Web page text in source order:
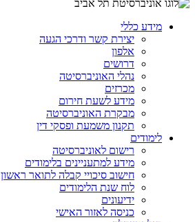
מידע כללי
יצירת קשר ודרכי הגעה
אלפון
דרושים
נהלי האוניברסיטה
מכרזים
מידע לשעת חירום
מבקרת האוניברסיטה
תקנון משמעת ופסקי דין
לימודים
רישום לאוניברסיטה
מידע למתעניינים בלימודים
חישוב סיכויי קבלה לתואר ראשון
לוח שנת הלימודים
ידיעונים
כניסה לאזור האישי